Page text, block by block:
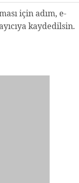
için adım, e-
kaydedilsin.